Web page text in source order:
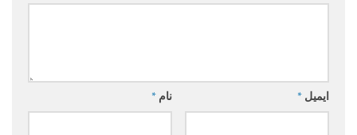
نام * ایمیل *